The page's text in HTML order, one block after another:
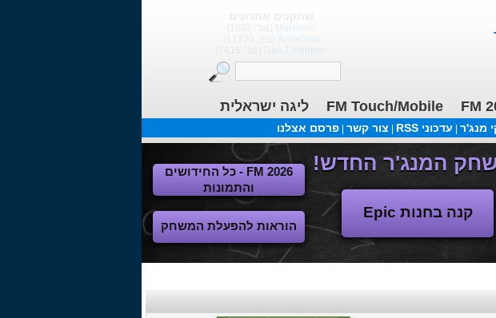
Marcinho
Anderson
Dan Einbinder
FM
FM Touch/Mobile
ליגה ישראלית
מנג'ר עדכוני RSS צור קשר פרסם אצלנו
קנה בחנות Epic
FM 2026 - כל החידושים
והתמונות
הוראות להפעלת המשחק